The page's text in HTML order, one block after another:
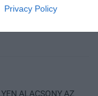
Privacy PolicyAZ EGRI...
ALACSONY AZ